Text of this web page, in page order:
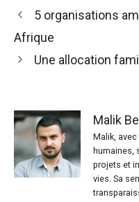
5 organisations
Afrique
Une allocation
Malik
Malik,
humaines,
projets et
vies. Sa